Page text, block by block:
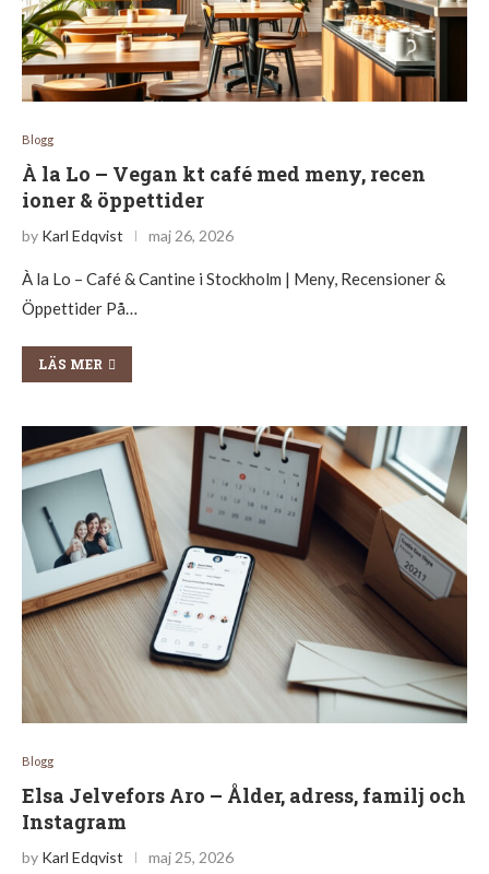
Blogg
À la Lo – Vegan kt café med meny, recen
ioner & öppettider
by Karl Edqvist maj 26, 2026
À la Lo – Café & Cantine i Stockholm | Meny, Recensioner &
Öppettider På…
LÄS MER
Blogg
Elsa Jelvefors Aro – Ålder, adress, familj och
Instagram
by Karl Edqvist maj 25, 2026